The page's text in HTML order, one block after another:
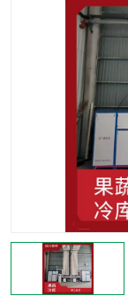
德阳冻库安装
南充冻库设计,
资阳冻库，资
乐山冻库,乐山
雅安冷库,雅安
烘干冷链
内江冷库，内江